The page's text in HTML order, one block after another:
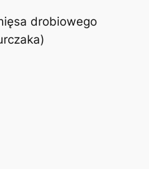
drobiowego